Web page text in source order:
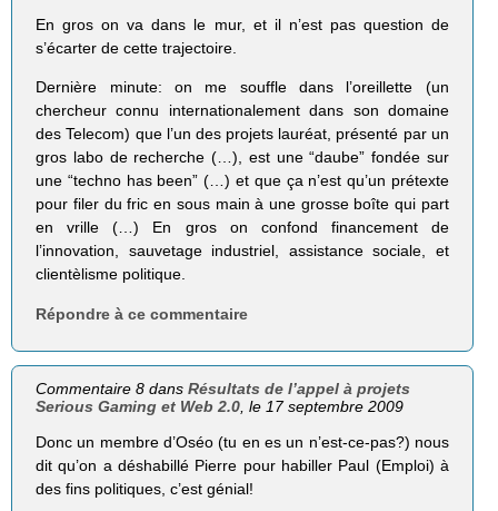
En gros on va dans le mur, et il n’est pas question de
s’écarter de cette trajectoire.
Dernière minute: on me souffle dans l’oreillette (un
chercheur connu internationalement dans son domaine
des Telecom) que l’un des projets lauréat, présenté par un
gros labo de recherche (…), est une “daube” fondée sur
une “techno has been” (…) et que ça n’est qu’un prétexte
pour filer du fric en sous main à une grosse boîte qui part
en vrille (…) En gros on confond financement de
l’innovation, sauvetage industriel, assistance sociale, et
clientèlisme politique.
Répondre à ce commentaire
Commentaire 8 dansRésultats de l’appel à projets
Serious Gaming et Web 2.0 , le 17 septembre 2009
Donc un membre d’Oséo (tu en es un n’est-ce-pas?) nous
dit qu’on a déshabillé Pierre pour habiller Paul (Emploi) à
des fins politiques, c’est génial!